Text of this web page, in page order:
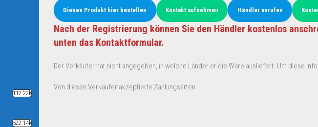
Dieses Produkt hier bestellen Kontakt aufnehmen Händler anrufen
Nach der Registrierung können Sie den Händler kostenlos
unten das Kontaktformular.
Der Verkäufer hat nicht angegeben, in welche Länder er die Ware ausliefert. Um diese
Von diesen Verkäufer akzeptierte Zahlungsarten
112.22k
522.14k